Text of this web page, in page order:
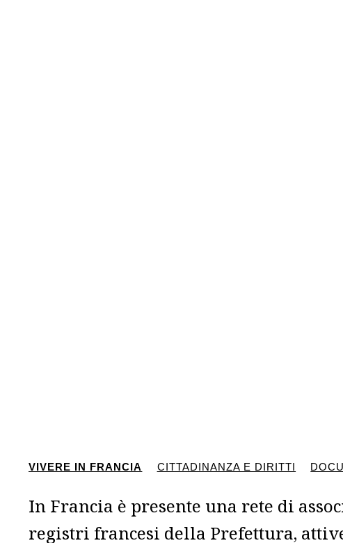
VIVERE IN FRANCIA CITTADINANZA E DIRITTI
In Francia è presente una rete di
registri francesi della Prefettura,